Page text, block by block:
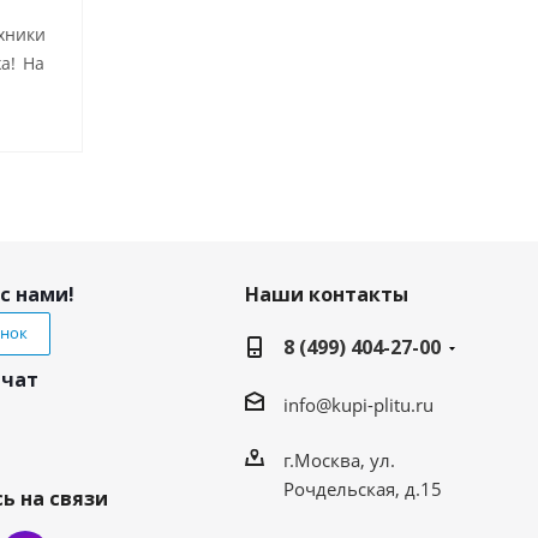
На
нами!
на связи
Наши контакты
8 (499) 404-27-00
info@kupi-plitu.ru
г.Москва, ул.
Рочдельская, д.15